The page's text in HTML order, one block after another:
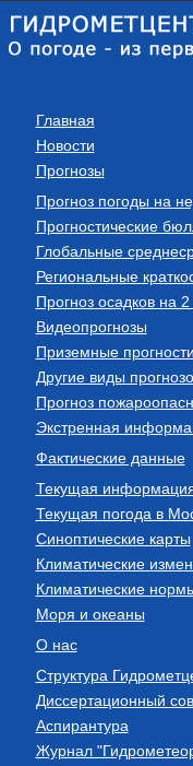
Главная
Новости
Прогнозы
Прогноз погоды на
Прогностические
Глобальные
Региональные
Прогноз осадков на 2
Видеопрогнозы
Приземные
Другие виды
Прогноз
Экстренная
Фактические данные
Текущая
Текущая погода в
Синоптические карты
Климатические
Климатические
Моря и океаны
О нас
Структура
Диссертационный
Аспирантура
Журнал